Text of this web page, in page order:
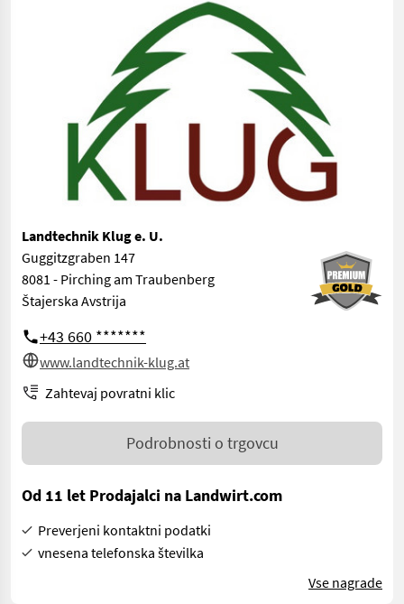
Landtechnik Klug e. U.
Guggitzgraben 147
8081 - Pirching am Traubenberg
Štajerska Avstrija
+43 660 *******
www.landtechnik-klug.at
Zahtevaj povratni klic
Podrobnosti o trgovcu
Od 11 let Prodajalci na Landwirt.com
Preverjeni kontaktni podatki
vnesena telefonska številka
Vse nagrade